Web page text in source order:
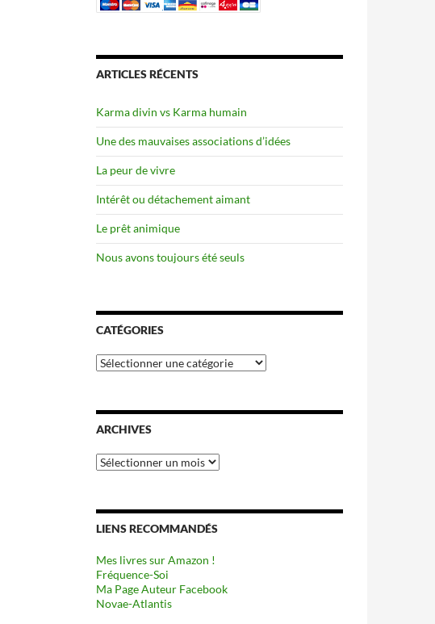
ARTICLES RÉCENTS
Karma divin vs Karma humain
Une des mauvaises associations d’idées
La peur de vivre
Intérêt ou détachement aimant
Le prêt animique
Nous avons toujours été seuls
CATÉGORIES
Catégories
ARCHIVES
Archives
LIENS RECOMMANDÉS
Mes livres sur Amazon !
Fréquence-Soi
Ma Page Auteur Facebook
Novae-Atlantis